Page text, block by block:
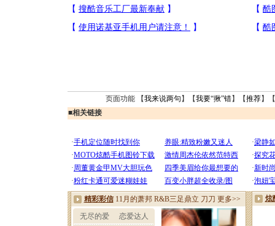
页面功能 【我来说两句 】【我要“揪”错】【推荐】
■相关链接